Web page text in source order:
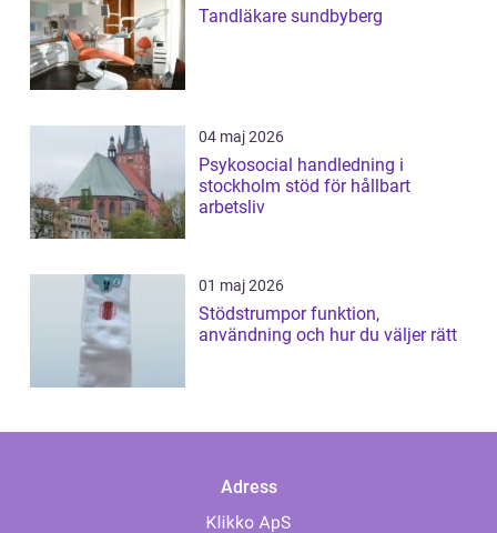
Tandläkare sundbyberg
04 maj 2026
Psykosocial handledning i
stockholm stöd för hållbart
arbetsliv
01 maj 2026
Stödstrumpor funktion,
användning och hur du väljer rätt
Adress